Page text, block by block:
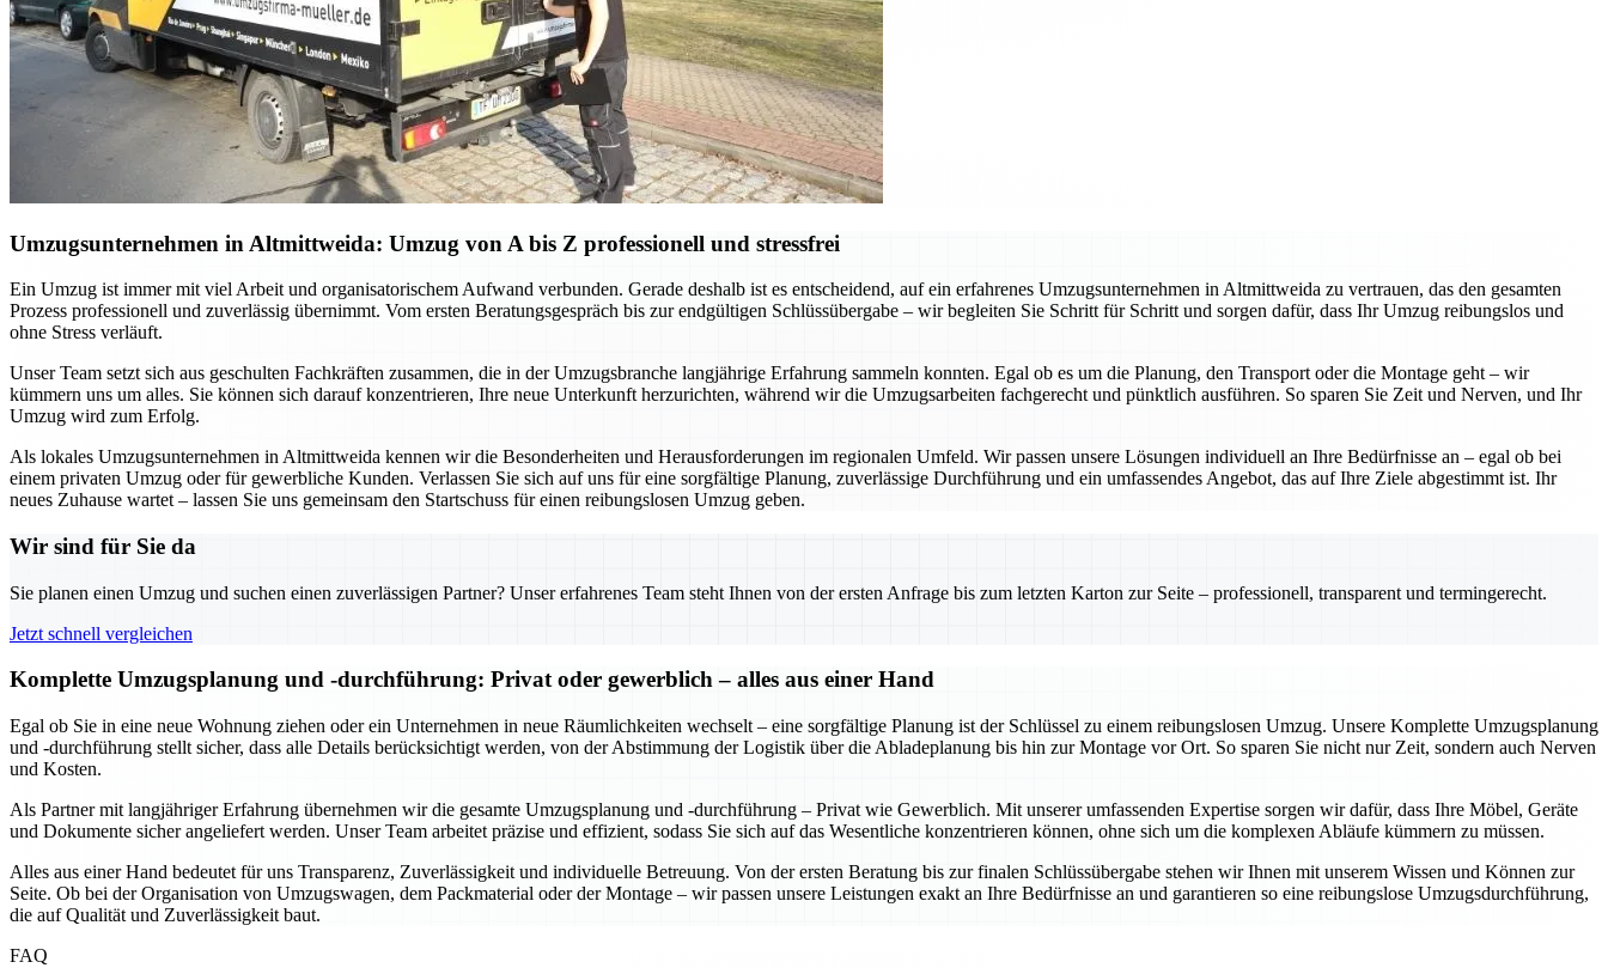
Umzugsunternehmen in Altmittweida: Umzug von A bis Z professionell und stressfrei
Ein Umzug ist immer mit viel Arbeit und organisatorischem Aufwand verbunden. Gerade deshalb ist es entscheidend, auf ein erfahrenes Umzugsunternehmen in Altmittweida zu vertrauen, das den gesamten
Prozess professionell und zuverlässig übernimmt. Vom ersten Beratungsgespräch bis zur endgültigen Schlüssübergabe – wir begleiten Sie Schritt für Schritt und sorgen dafür, dass Ihr Umzug reibungslos und
ohne Stress verläuft.
Unser Team setzt sich aus geschulten Fachkräften zusammen, die in der Umzugsbranche langjährige Erfahrung sammeln konnten. Egal ob es um die Planung, den Transport oder die Montage geht – wir
kümmern uns um alles. Sie können sich darauf konzentrieren, Ihre neue Unterkunft herzurichten, während wir die Umzugsarbeiten fachgerecht und pünktlich ausführen. So sparen Sie Zeit und Nerven, und Ihr
Umzug wird zum Erfolg.
Als lokales Umzugsunternehmen in Altmittweida kennen wir die Besonderheiten und Herausforderungen im regionalen Umfeld. Wir passen unsere Lösungen individuell an Ihre Bedürfnisse an – egal ob bei
einem privaten Umzug oder für gewerbliche Kunden. Verlassen Sie sich auf uns für eine sorgfältige Planung, zuverlässige Durchführung und ein umfassendes Angebot, das auf Ihre Ziele abgestimmt ist. Ihr
neues Zuhause wartet – lassen Sie uns gemeinsam den Startschuss für einen reibungslosen Umzug geben.
Wir sind für Sie da
Sie planen einen Umzug und suchen einen zuverlässigen Partner? Unser erfahrenes Team steht Ihnen von der ersten Anfrage bis zum letzten Karton zur Seite – professionell, transparent und termingerecht.
Jetzt schnell vergleichen
Komplette Umzugsplanung und -durchführung: Privat oder gewerblich – alles aus einer Hand
Egal ob Sie in eine neue Wohnung ziehen oder ein Unternehmen in neue Räumlichkeiten wechselt – eine sorgfältige Planung ist der Schlüssel zu einem reibungslosen Umzug. Unsere Komplette Umzugsplanung
und -durchführung stellt sicher, dass alle Details berücksichtigt werden, von der Abstimmung der Logistik über die Abladeplanung bis hin zur Montage vor Ort. So sparen Sie nicht nur Zeit, sondern auch Nerven
und Kosten.
Als Partner mit langjähriger Erfahrung übernehmen wir die gesamte Umzugsplanung und -durchführung – Privat wie Gewerblich. Mit unserer umfassenden Expertise sorgen wir dafür, dass Ihre Möbel, Geräte
und Dokumente sicher angeliefert werden. Unser Team arbeitet präzise und effizient, sodass Sie sich auf das Wesentliche konzentrieren können, ohne sich um die komplexen Abläufe kümmern zu müssen.
Alles aus einer Hand bedeutet für uns Transparenz, Zuverlässigkeit und individuelle Betreuung. Von der ersten Beratung bis zur finalen Schlüssübergabe stehen wir Ihnen mit unserem Wissen und Können zur
Seite. Ob bei der Organisation von Umzugswagen, dem Packmaterial oder der Montage – wir passen unsere Leistungen exakt an Ihre Bedürfnisse an und garantieren so eine reibungslose Umzugsdurchführung,
die auf Qualität und Zuverlässigkeit baut.
FAQ